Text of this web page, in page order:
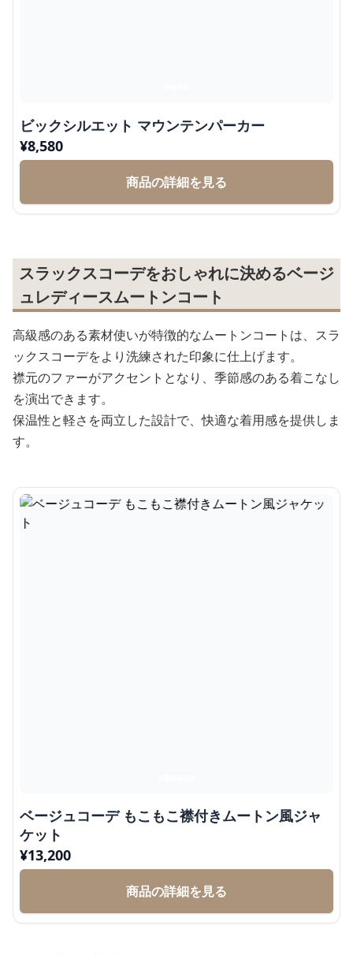
ビックシルエット マウンテンパーカー
¥8,580
商品の詳細を見る
スラックスコーデをおしゃれに決めるベージ
ュレディースムートンコート
高級感のある素材使いが特徴的なムートンコートは、スラ
ックスコーデをより洗練された印象に仕上げます。
襟元のファーがアクセントとなり、季節感のある着こなし
を演出できます。
保温性と軽さを両立した設計で、快適な着用感を提供しま
す。
ベージュコーデ もこもこ襟付きムートン風ジャ
ケット
¥13,200
商品の詳細を見る